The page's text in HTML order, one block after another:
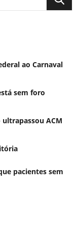
ao Carnaval
sem foro
ACM
pacientes sem